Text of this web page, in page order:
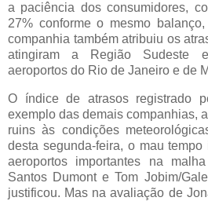
a paciência dos consumidores,
27% conforme o mesmo
companhia também atribuiu os
atingiram a Região Sudeste
aeroportos do Rio de Janeiro e de
O índice de atrasos registrado
exemplo das demais companhias,
ruins às condições
desta segunda-feira, o mau
aeroportos importantes na
Santos Dumont e Tom Jobim/
justificou. Mas na avaliação de